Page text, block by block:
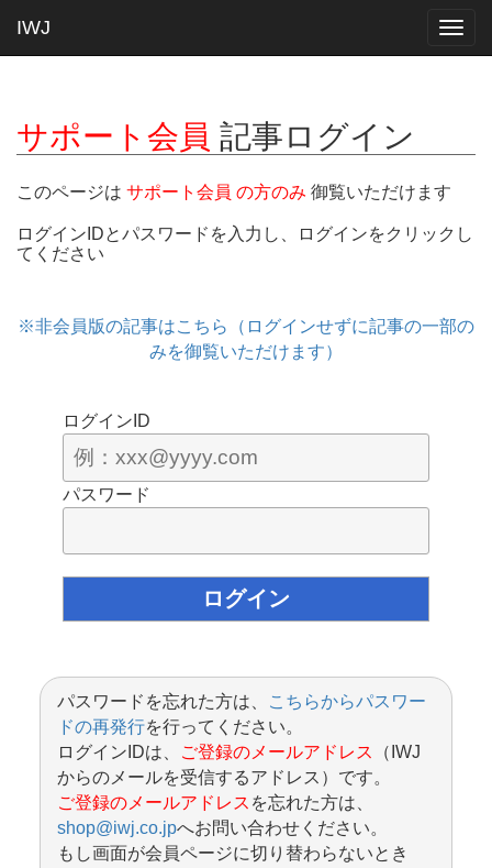
IWJ
サポート会員 記事ログイン
このページは サポート会員 の方のみ 御覧いただけます
ログインIDとパスワードを入力し、ログインをクリックし
てください
※非会員版の記事はこちら（ログインせずに記事の一部の
みを御覧いただけます）
ログインID
パスワード
パスワードを忘れた方は、
こちらからパスワー
ドの再発行を行ってください。
ログインIDは、
ご登録のメールアドレス
（IWJ
からのメールを受信するアドレス）です。
ご登録のメールアドレス を忘れた方は、
shop@iwj.co.jpへお問い合わせください。
もし画面が会員ページに切り替わらないとき